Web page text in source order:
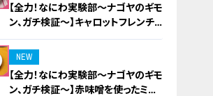
【全力！なにわ実験部～ナゴヤのギモ
ン、ガチ検証～】キャロットフレンチ
ロースト
NEW
【全力！なにわ実験部～ナゴヤのギモ
ン、ガチ検証～】赤味噌を使ったミル